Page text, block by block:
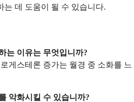
는 데 도움이 될 수 있습니다.
는 이유는 무엇입니까?
게스테론 증가는 월경 중 소화를 느
악화시킬 수 있습니까?